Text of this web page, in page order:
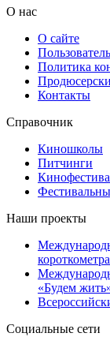
О нас
О сайте
Политика
Контакты
Справочник
Киношколы
Питчинги
Наши проекты
«Будем
Социальные сети